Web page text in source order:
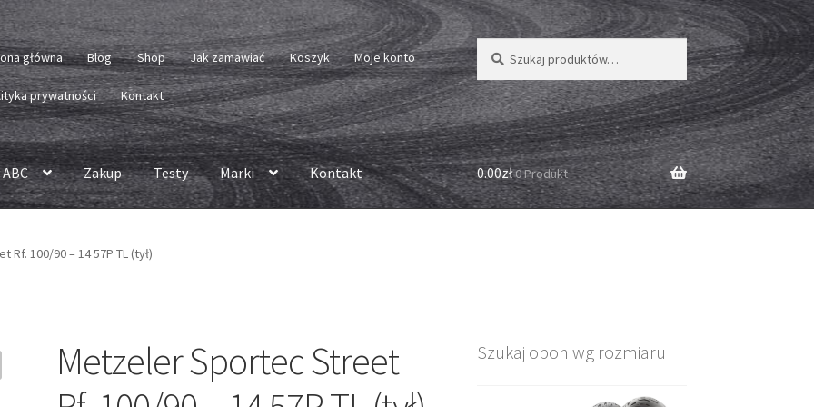
główna Blog Shop Jak zamawiać Koszyk Moje konto
prywatności Kontakt
Szukaj:
Szukaj
Zakup Testy Marki Kontakt 0.00zł0 Produkt
100/90 – 14 57P TL (tył)
Metzeler Sportec Street
Szukaj opon wg rozmiaru